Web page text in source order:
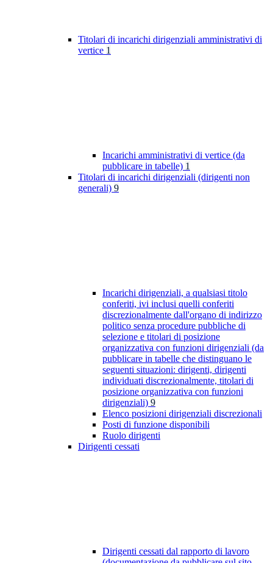
Titolari di incarichi dirigenziali amministrativi di
vertice 1
Incarichi amministrativi di vertice (da
pubblicare in tabelle) 1
Titolari di incarichi dirigenziali (dirigenti non
generali) 9
Incarichi dirigenziali, a qualsiasi titolo
conferiti, ivi inclusi quelli conferiti
discrezionalmente dall'organo di indirizzo
politico senza procedure pubbliche di
selezione e titolari di posizione
organizzativa con funzioni dirigenziali (da
pubblicare in tabelle che distinguano le
seguenti situazioni: dirigenti, dirigenti
individuati discrezionalmente, titolari di
posizione organizzativa con funzioni
dirigenziali) 9
Elenco posizioni dirigenziali discrezionali
Posti di funzione disponibili
Ruolo dirigenti
Dirigenti cessati
Dirigenti cessati dal rapporto di lavoro